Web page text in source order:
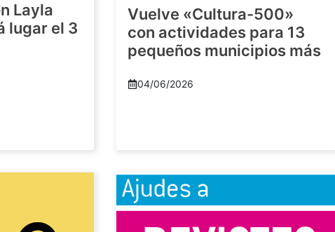
Layla
lugar el 3
Vuelve «Cultura-500»
con actividades para 13
pequeños municipios más
04/06/2026